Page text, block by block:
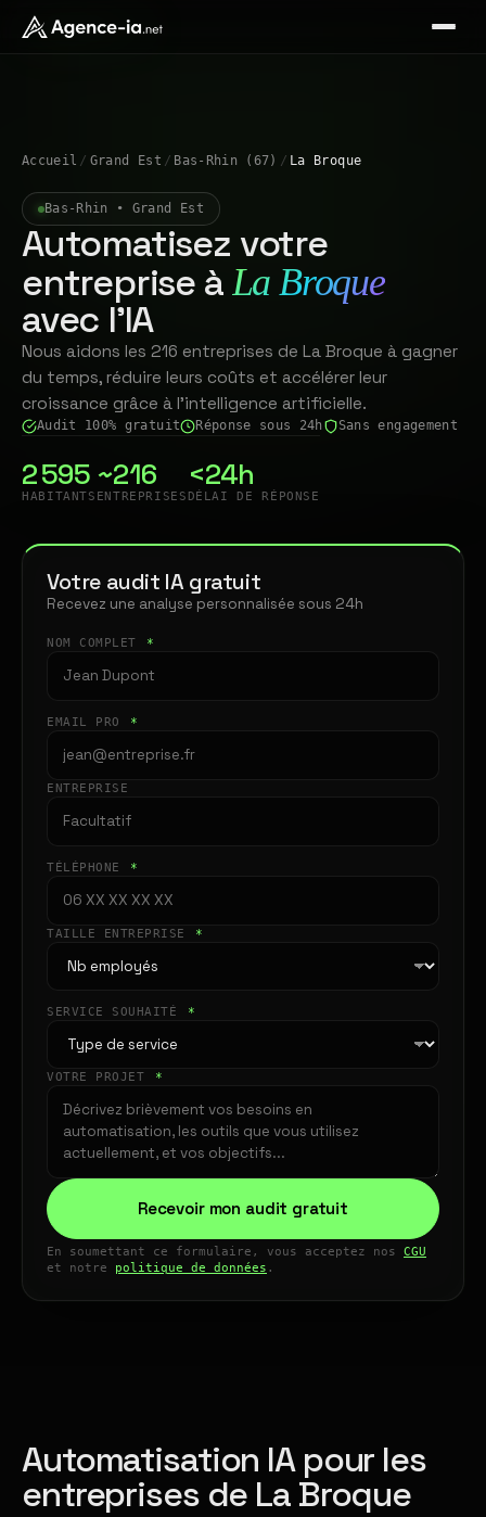
Accueil / Grand Est / Bas-Rhin (67) / La Broque
Bas-Rhin • Grand Est
Automatisez votre
entreprise à La Broque
avec l'IA
Nous aidons les 216 entreprises de La Broque à gagner
du temps, réduire leurs coûts et accélérer leur
croissance grâce à l'intelligence artificielle.
Audit 100% gratuit Réponse sous 24h Sans engagement
2 595
HABITANTS
~216
ENTREPRISES
<24h
DÉLAI DE RÉPONSE
Votre audit IA gratuit
Recevez une analyse personnalisée sous 24h
NOM COMPLET *
EMAIL PRO *
ENTREPRISE
TÉLÉPHONE *
TAILLE ENTREPRISE *
SERVICE SOUHAITÉ *
VOTRE PROJET *
Recevoir mon audit gratuit
En soumettant ce formulaire, vous acceptez nos CGU
et notre politique de données .
Automatisation IA pour les
entreprises de La Broque